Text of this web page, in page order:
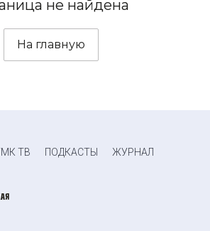
не найдена
На главную
ТВ ПОДКАСТЫ ЖУРНАЛ